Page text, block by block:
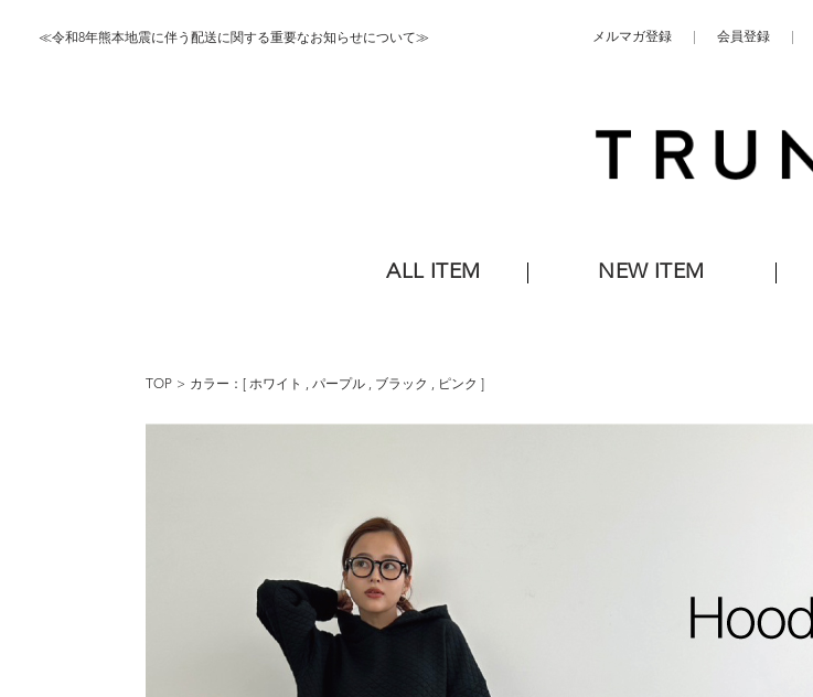
≪令和8年熊本地震に伴う配送に関する重要なお知らせについて≫ メルマガ登録 会員登録
ALL ITEM NEW ITEM
TOP カラー：[ ホワイト , パープル , ブラック , ピンク